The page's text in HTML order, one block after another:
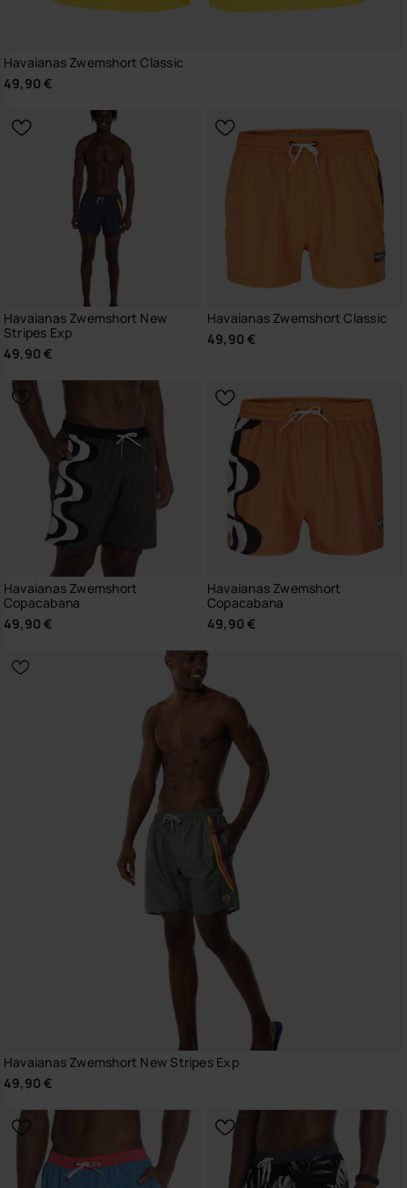
Havaianas Zwemshort Classic
49,90 €
Havaianas Zwemshort New
Stripes Exp
49,90 €
Havaianas Zwemshort Classic
49,90 €
Havaianas Zwemshort
Copacabana
49,90 €
Havaianas Zwemshort
Copacabana
49,90 €
Havaianas Zwemshort New Stripes Exp
49,90 €